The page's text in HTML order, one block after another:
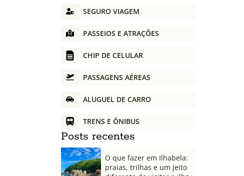
SEGURO VIAGEM
PASSEIOS E ATRAÇÕES
CHIP DE CELULAR
PASSAGENS AÉREAS
ALUGUEL DE CARRO
TRENS E ÔNIBUS
Posts recentes
O que fazer em Ilhabela:
praias, trilhas e um jeito